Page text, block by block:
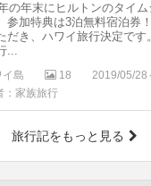
の年末にヒルトンのタイ
参加特典は3泊無料宿泊券
だき、ハワイ旅行決定です
...
イ島 18
2019/05/28
：家族旅行
旅行記をもっと見る